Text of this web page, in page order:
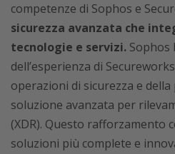
competenze di Sophos e
sicurezza avanzata che
tecnologie e servizi. Sophos
dell’esperienza di
operazioni di sicurezza e
soluzione avanzata per
(XDR). Questo rafforzamento
soluzioni più complete e